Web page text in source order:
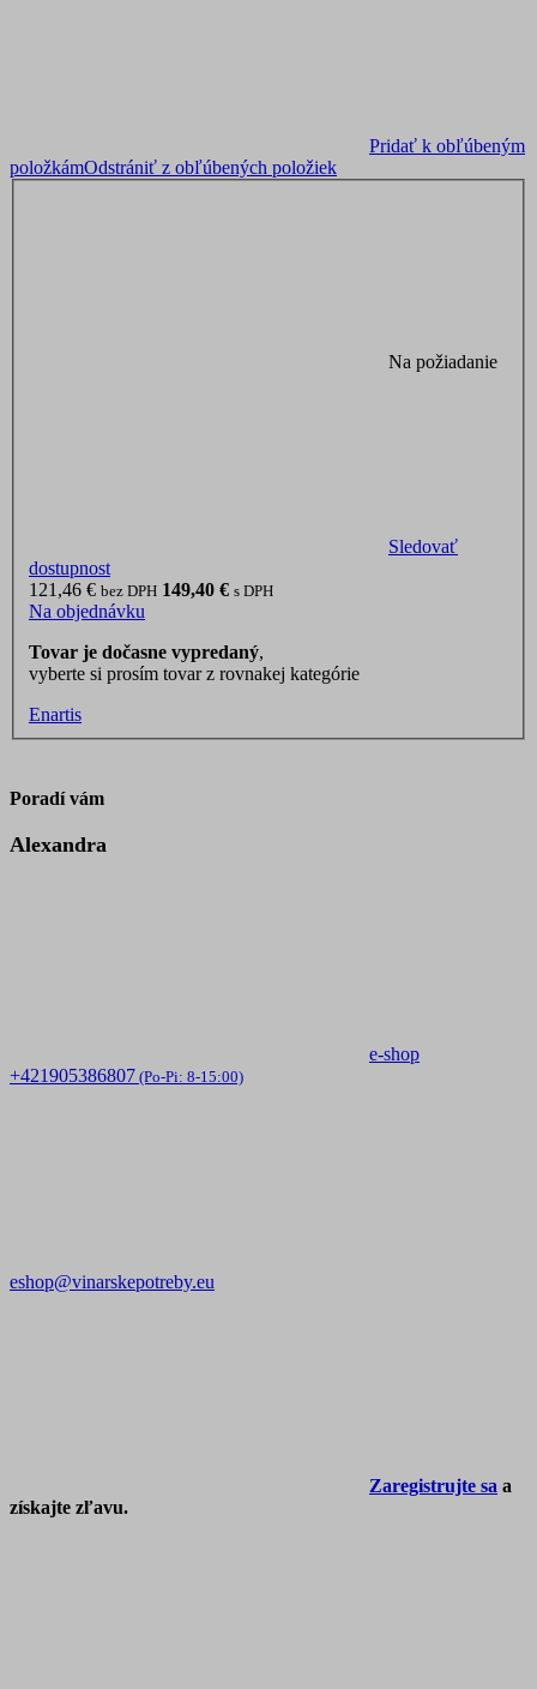
Pridať k obľúbeným
položkámOdstrániť z obľúbených položiek
Na požiadanie
Sledovať
dostupnost
121,46 € bez DPH 149,40 € s DPH
Na objednávku
Tovar je dočasne vypredaný,
vyberte si prosím tovar z rovnakej kategórie
Enartis
Poradí vám
Alexandra
e-shop
+421905386807 (Po-Pi: 8-15:00)
eshop@vinarskepotreby.eu
Zaregistrujte sa a
získajte zľavu.